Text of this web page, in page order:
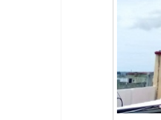
Las series-caramelos de
Julio Martínez Molina